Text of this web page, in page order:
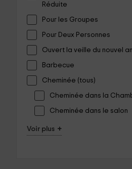
Réduite
Pour les Groupes
Pour Deux Personnes
Ouvert la veille du nouvel an
Barbecue
Cheminée (tous)
Cheminée dans la
Cheminée dans le salon
Voir plus +